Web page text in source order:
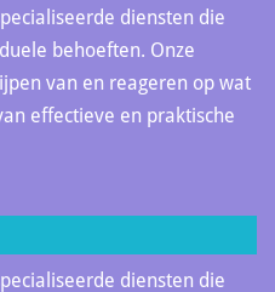
diensten die
behoeften. Onze
van en reageren op wat
effectieve en praktische
diensten die